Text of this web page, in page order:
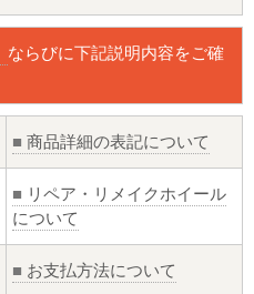
ならびに下記説明内容をご確
■ 商品詳細の表記について
■ リペア・リメイクホイール
について
■ お支払方法について